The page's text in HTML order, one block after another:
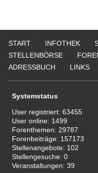
START INFOTHEK
STELLENBÖRSE
ADRESSBUCH
LINKS
Systemstatus
User registriert:63455
User online: 1499
Forenthemen: 29787
Forenbeiträge: 157173
Stellenangebote: 102
Stellengesuche:0
Veranstaltungen:39